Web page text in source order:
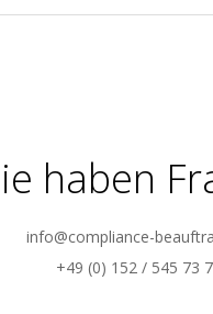
haben
info@compliance-
+49 (0) 152 / 545 73